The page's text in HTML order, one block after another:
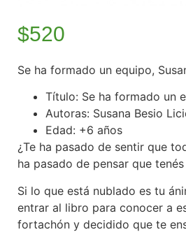
$520
Se ha formado un equipo,
Título: Se ha formado un
Autoras: Susana Besio
Edad: +6 años
¿Te ha pasado de sentir que
ha pasado de pensar que
Si lo que está nublado es tu
entrar al libro para conocer a
fortachón y decidido que te